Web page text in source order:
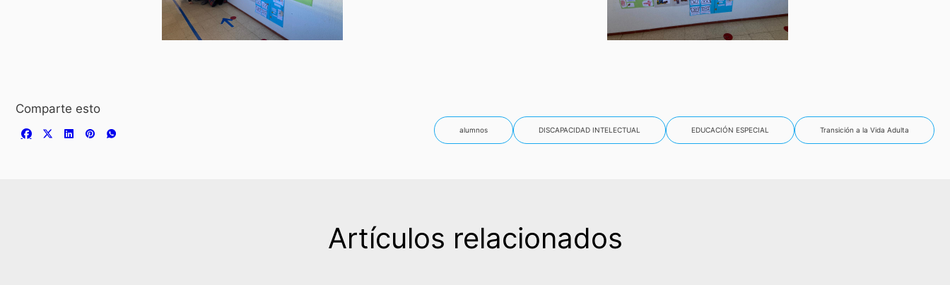
Comparte esto
alumnos DISCAPACIDAD INTELECTUAL EDUCACIÓN ESPECIAL Transición a la Vida Adulta
Artículos relacionados